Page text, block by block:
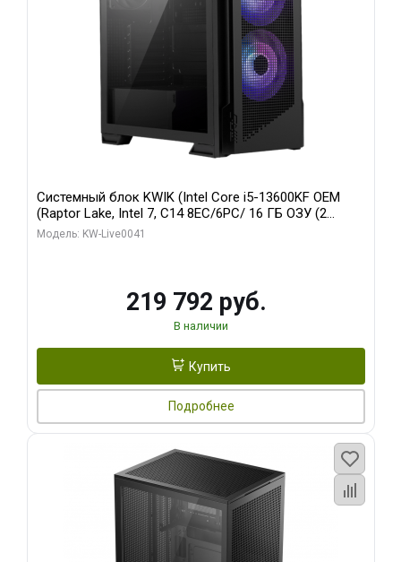
Системный блок KWIK (Intel Core i5-13600KF OEM
(Raptor Lake, Intel 7, C14 8EC/6PC/ 16 ГБ ОЗУ (2
модуля)/ Palit RTX5080 GAMINGPRO OC 16GB GDDR7
Модель: KW-Live0041
219 792 руб.
В наличии
Купить
Подробнее